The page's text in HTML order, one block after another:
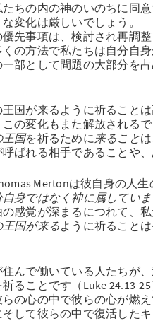
ちの内の神のいのちに同意
変化は厳しいでしょう。
先事項は、検討され再調整
の方法で私たちは自分自
部として問題の大部分を
国が来るように祈ることは
の変化もまた解放されるで
王国を祈るために来ること
ばれる相手であることや
Mertonは彼自身の人
身ではなく神に属してい
の感覚が深まるにつれて、
国が来るように祈ること
んで働いている人たちが
ることです（Luke 24.13-25
の心の中で彼らの心が燃
して彼らの中で復活した